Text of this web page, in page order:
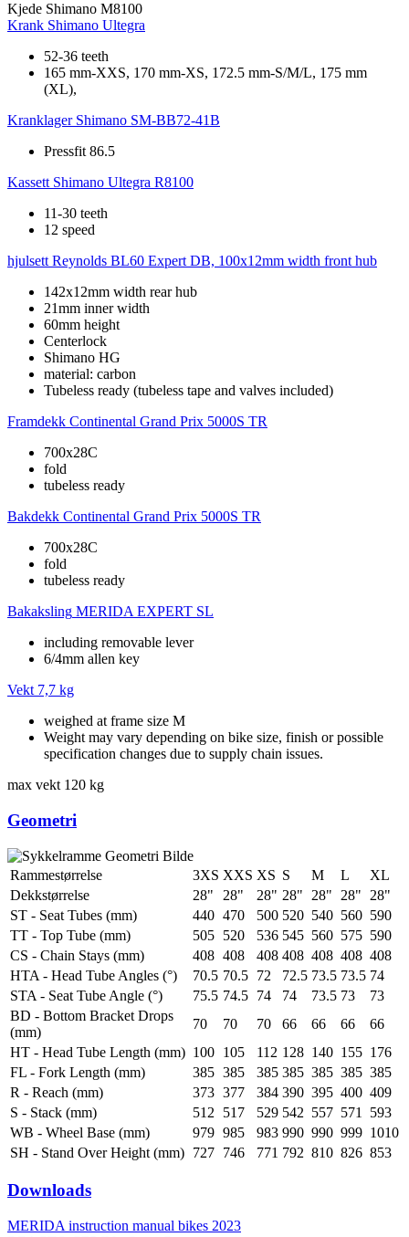
Kjede Shimano M8100
Krank Shimano Ultegra
52-36 teeth
165 mm-XXS, 170 mm-XS, 172.5 mm-S/M/L, 175 mm
(XL),
Kranklager Shimano SM-BB72-41B
Pressfit 86.5
Kassett Shimano Ultegra R8100
11-30 teeth
12 speed
hjulsett Reynolds BL60 Expert DB, 100x12mm width front hub
142x12mm width rear hub
21mm inner width
60mm height
Centerlock
Shimano HG
material: carbon
Tubeless ready (tubeless tape and valves included)
Framdekk Continental Grand Prix 5000S TR
700x28C
fold
tubeless ready
Bakdekk Continental Grand Prix 5000S TR
700x28C
fold
tubeless ready
Bakaksling MERIDA EXPERT SL
including removable lever
6/4mm allen key
Vekt 7,7 kg
weighed at frame size M
Weight may vary depending on bike size, finish or possible
specification changes due to supply chain issues.
max vekt 120 kg
Geometri
Rammestørrelse 3XS XXS XS S M L
XL
Dekkstørrelse
28" 28" 28" 28" 28" 28"
28"
ST - Seat Tubes (mm)
440 470 500 520 540 560 590
TT - Top Tube (mm)
505 520 536 545 560 575 590
CS - Chain Stays (mm)
408 408 408 408 408 408 408
HTA - Head Tube Angles (°)
70.5 70.5 72 72.5 73.5 73.5 74
STA - Seat Tube Angle (°)
75.5 74.5 74 74 73.5 73
73
BD - Bottom Bracket Drops
(mm)
70 70 70 66 66 66
66
HT - Head Tube Length (mm) 100 105 112 128 140 155 176
FL - Fork Length (mm)
385 385 385 385 385 385 385
R - Reach (mm)
373 377 384 390 395 400 409
S - Stack (mm)
512 517 529 542 557 571
593
WB - Wheel Base (mm)
979 985 983 990 990 999 1010
SH - Stand Over Height (mm) 727 746 771 792 810 826 853
Downloads
MERIDA instruction manual bikes 2023